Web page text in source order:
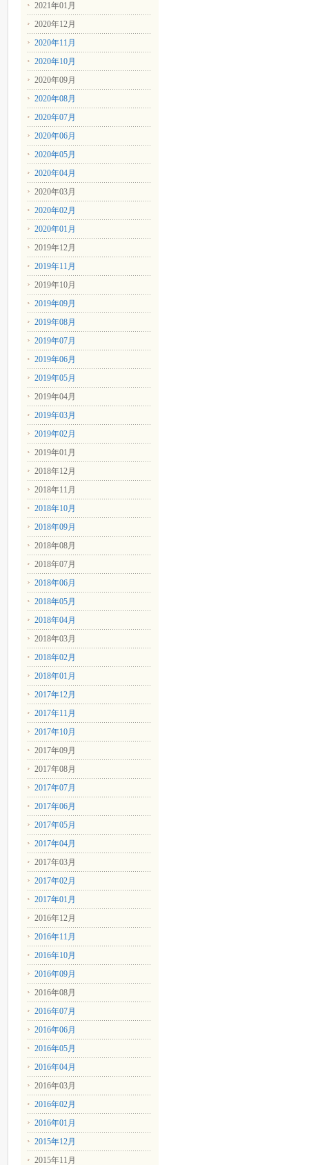
2021年01月
2020年12月
2020年11月
2020年10月
2020年09月
2020年08月
2020年07月
2020年06月
2020年05月
2020年04月
2020年03月
2020年02月
2020年01月
2019年12月
2019年11月
2019年10月
2019年09月
2019年08月
2019年07月
2019年06月
2019年05月
2019年04月
2019年03月
2019年02月
2019年01月
2018年12月
2018年11月
2018年10月
2018年09月
2018年08月
2018年07月
2018年06月
2018年05月
2018年04月
2018年03月
2018年02月
2018年01月
2017年12月
2017年11月
2017年10月
2017年09月
2017年08月
2017年07月
2017年06月
2017年05月
2017年04月
2017年03月
2017年02月
2017年01月
2016年12月
2016年11月
2016年10月
2016年09月
2016年08月
2016年07月
2016年06月
2016年05月
2016年04月
2016年03月
2016年02月
2016年01月
2015年12月
2015年11月